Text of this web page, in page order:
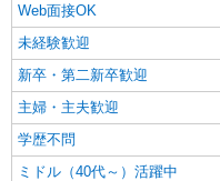
Web面接OK
未経験歓迎
新卒・第二新卒歓迎
主婦・主夫歓迎
学歴不問
ミドル（40代～）活躍中